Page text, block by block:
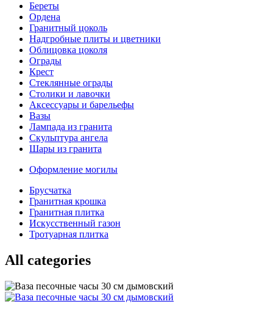
Береты
Ордена
Гранитный цоколь
Надгробные плиты и цветники
Облицовка цоколя
Ограды
Крест
Стеклянные ограды
Столики и лавочки
Аксессуары и барельефы
Вазы
Лампада из гранита
Скульптура ангела
Шары из гранита
Оформление могилы
Брусчатка
Гранитная крошка
Гранитная плитка
Искусственный газон
Тротуарная плитка
All categories